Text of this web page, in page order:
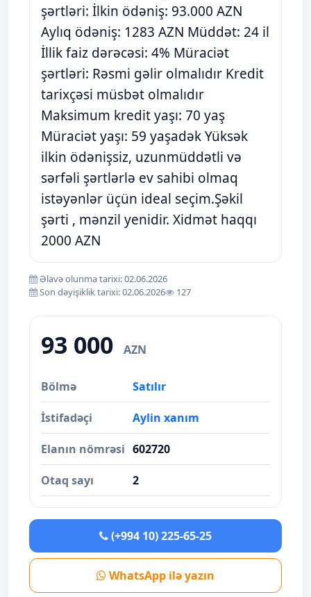
şərtləri: İlkin ödəniş: 93.000 AZN
Aylıq ödəniş: 1283 AZN Müddət: 24 il
İllik faiz dərəcəsi: 4% Müraciət
şərtləri: Rəsmi gəlir olmalıdır Kredit
tarixçəsi müsbət olmalıdır
Maksimum kredit yaşı: 70 yaş
Müraciət yaşı: 59 yaşadək Yüksək
ilkin ödənişsiz, uzunmüddətli və
sərfəli şərtlərlə ev sahibi olmaq
istəyənlər üçün ideal seçim.Şəkil
şərti , mənzil yenidir. Xidmət haqqı
2000 AZN
Əlavə olunma tarixi: 02.06.2026
Son dəyişiklik tarixi: 02.06.2026
127
93 000 AZN
Bölmə Satılır
İstifadəçi Aylin xanım
Elanın nömrəsi 602720
Otaq sayı 2
(+994 10) 225-65-25
WhatsApp ilə yazın